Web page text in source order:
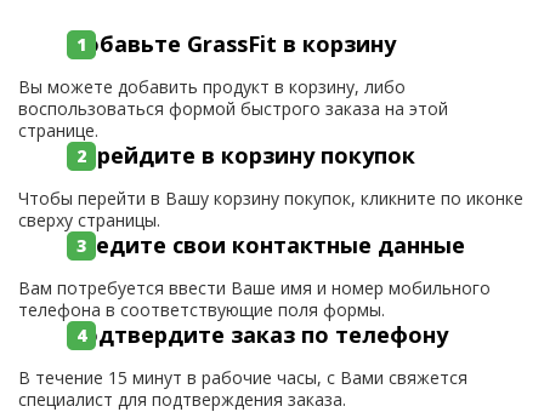
Добавьте GrassFit в корзину
Вы можете добавить продукт в корзину, либо
воспользоваться формой быстрого заказа на этой
странице.
Перейдите в корзину покупок
Чтобы перейти в Вашу корзину покупок, кликните по иконке
сверху страницы.
Введите свои контактные данные
Вам потребуется ввести Ваше имя и номер мобильного
телефона в соответствующие поля формы.
Подтвердите заказ по телефону
В течение 15 минут в рабочие часы, с Вами свяжется
специалист для подтверждения заказа.